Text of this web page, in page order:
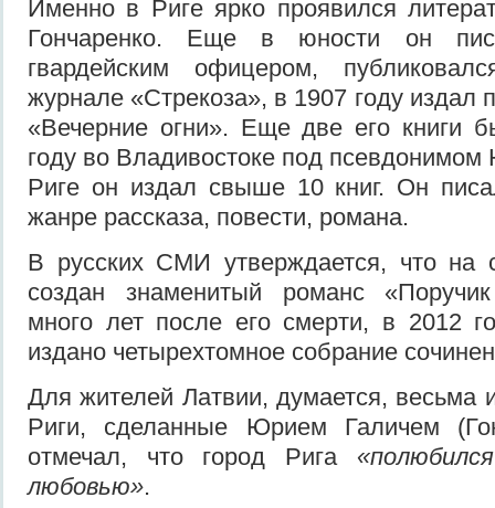
Именно в Риге ярко проявился
Гончаренко. Еще в юности он
гвардейским офицером,
журнале «Стрекоза», в 1907 году издал
«Вечерние огни». Еще две его книги
году во Владивостоке под
Риге он издал свыше 10 книг. Он
жанре рассказа, повести, романа.
В русских СМИ утверждается, что на
создан знаменитый романс
много лет после его смерти, в 2012
издано четырехтомное собрание
Для жителей Латвии, думается, весьма
Риги, сделанные Юрием Галичем
отмечал, что город Рига
любовью».